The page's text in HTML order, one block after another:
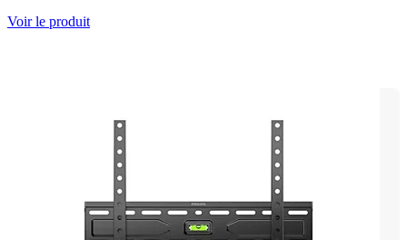
Voir le produit